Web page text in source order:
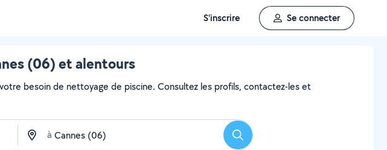
S'inscrire Se connecter
(06) et alentours
besoin de nettoyage de piscine. Consultez les profils, contactez-les et
à Rechercher